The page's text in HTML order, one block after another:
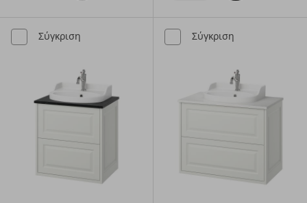
Σύγκριση Σύγκριση